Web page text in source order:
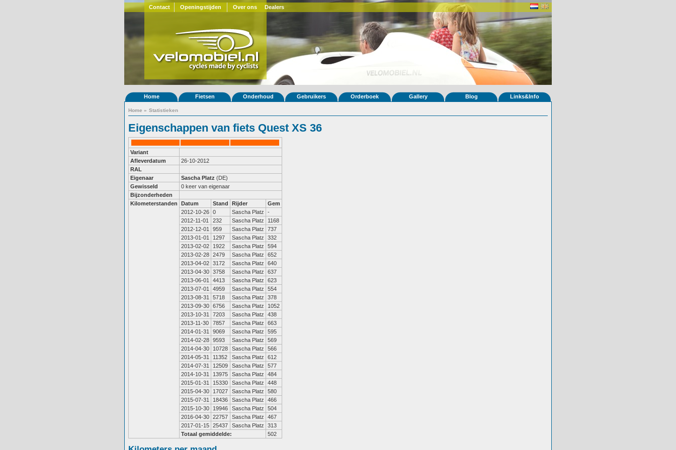
Contact Openingstijden Over ons Dealers
Home Fietsen Onderhoud Gebruikers Orderboek Gallery Blog Links&Info
Home » Statistieken
Eigenschappen van fiets Quest XS 36
Variant
Afleverdatum
26-10-2012
RAL
Eigenaar
Sascha Platz (DE)
Gewisseld
0 keer van eigenaar
Bijzonderheden
Kilometerstanden
Datum Stand Rijder
Gem
2012-10-26 0 Sascha Platz
-
2012-11-01
232 Sascha Platz
1168
2012-12-01
959 Sascha Platz
737
2013-01-01
1297 Sascha Platz
332
2013-02-02
1922 Sascha Platz
594
2013-02-28 2479 Sascha Platz
652
2013-04-02 3172 Sascha Platz
640
2013-04-30 3758 Sascha Platz
637
2013-06-01
4413 Sascha Platz
623
2013-07-01
4959 Sascha Platz
554
2013-08-31
5718 Sascha Platz
378
2013-09-30 6756 Sascha Platz
1052
2013-10-31
7203 Sascha Platz
438
2013-11-30
7857 Sascha Platz
663
2014-01-31
9069 Sascha Platz
595
2014-02-28 9593 Sascha Platz
569
2014-04-30
10728 Sascha Platz
566
2014-05-31
11352 Sascha Platz
612
2014-07-31
12509 Sascha Platz
577
2014-10-31
13975 Sascha Platz
484
2015-01-31
15330 Sascha Platz
448
2015-04-30
17027 Sascha Platz
580
2015-07-31
18436 Sascha Platz
466
2015-10-30
19946 Sascha Platz
504
2016-04-30 22757 Sascha Platz
467
2017-01-15 25437 Sascha Platz
313
Totaal gemiddelde:
502